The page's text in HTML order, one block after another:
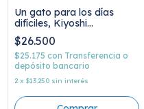
Un gato para los días
difíciles, Kiyoshi
Shigematsu
$26.500
$25.175 con Transferencia o
depósito bancario
2 x $13.250 sin interés